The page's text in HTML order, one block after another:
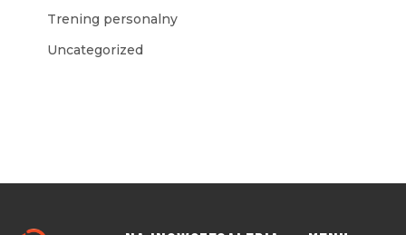
Trening personalny
Uncategorized